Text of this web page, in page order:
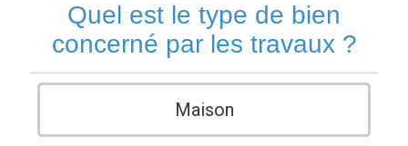
Quel est le type de bien
concerné par les travaux ?
Maison